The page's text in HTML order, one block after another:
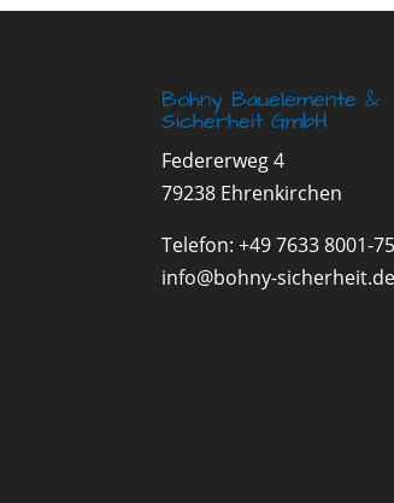
Bohny Bauelemente &
Sicherheit GmbH
Federerweg 4
79238 Ehrenkirchen
Telefon:+49 7633 8001-75
info@bohny-sicherheit.de